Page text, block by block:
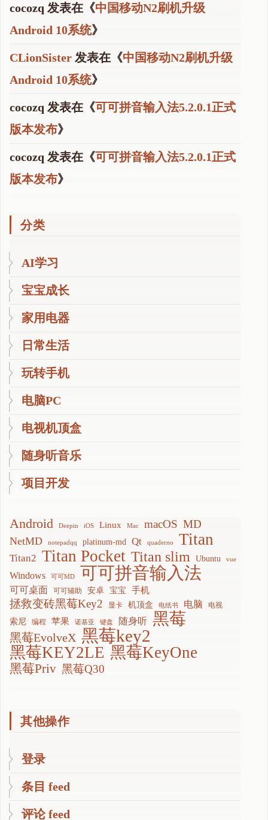
cocozq 发表在《中国移动N2刷机升级
Android 10系统》
CLionSister 发表在《中国移动N2刷机升级
Android 10系统》
cocozq 发表在《可可拼音输入法5.2.0.1正式
版本发布》
cocozq 发表在《可可拼音输入法5.2.0.1正式
版本发布》
分类
AI学习
宝宝成长
家用电器
日常生活
玩转手机
电脑PC
电视机顶盒
随身听音乐
项目开发
Android Deepin iOS Linux Mac macOS MD
NetMD notepadqq platinum-md Qt quaderno Titan
Titan2 Titan Pocket Titan slim Ubuntu vue
Windows 可可MD 可可拼音输入法
可可桌面 可可辅助 安卓 宝宝 手机
拯救变砖黑莓Key2 显卡 机顶盒 电纸书 电脑 电视
索尼 编程 苹果 诺基亚 键盘 随身听 黑莓
黑莓EvolveX 黑莓key2
黑莓KEY2LE 黑莓KeyOne
黑莓Priv 黑莓Q30
其他操作
登录
条目 feed
评论 feed